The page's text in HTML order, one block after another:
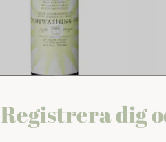
Registrera dig